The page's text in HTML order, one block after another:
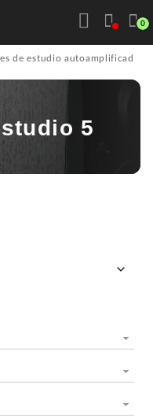
0
de estudio autoamplificados
5